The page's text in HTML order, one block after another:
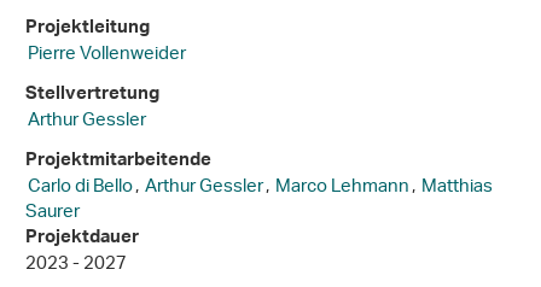
Projektleitung
Pierre Vollenweider
Stellvertretung
Arthur Gessler
Projektmitarbeitende
Carlo di Bello,Arthur Gessler,Marco Lehmann,Matthias
Saurer
Projektdauer
2023 - 2027